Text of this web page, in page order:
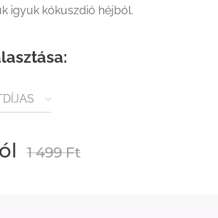
igyuk kókuszdió héjból.
1 499Ft